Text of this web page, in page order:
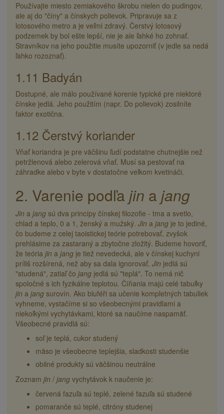
Používajte miesto zemiakového škrobu nielen do pudingov,
ale aj do "číny" a čínskych polievok. Pripravuje sa z
lotosového metro a je veľmi zdravý. Čerstvý lotosový
podzemek by bol ešte lepší, nie je ale ľahké ho zohnať.
Stravníkov na jeho použitie musíte upozorniť (v jedle sa nedá
ľahko rozoznať).
1.11 Badyán
Dostupné, ale málo používané korenie typické pre niektoré
čínske jedlá. Jeho použitím (napr. Do polievok) zosilníte
faktor exotična.
1.12 Čerstvý koriander
Vňať koriandra je pre väčšinu ľudí podstatne chutnejšie než
petržlenová alebo zelerová vňať. Musí sa pestovať na
záhradke alebo v byte v dostatočne veľkom kvetináči.
2. Varenie podľa jin a jang
Jin a jang sú dva princípy čínskej filozofie - tma a svetlo,
chlad a teplo, 0 a 1, ženský a mužský. Jin a jang je to jediné,
čo budeme z celej taoistickej teórie potrebovať, zvyšok
prehlásime za zastaraný a zbytočne zložitý. Budeme hovoriť,
že teória jin a jang je tiež nevedecká, ale v čínskej kuchyni
príliš rozšírená, než aby sa dala ignorovať. Jin jedlá sú
"studená", zatiaľ čo jang jedlá sú "teplá". To nemá nič
spoločné s ich fyzikálne teplotou. Číňania majú celé tabuľky
jin a jang surovín. Ako bluféři sa učenie kompletných tabuliek
vyhneme, vystačíme si so všeobecnými pravidlami a
niekoľkými vychytávkami, ktoré sa naučíme naspamäť.
Všeobecné pravidlá sú:
soľ je teplá, cukor studený
mäso je všeobecne teplejšia, sladkosti studenšie
obilné produkty sú väčšinou neutrálne
Zoznam jin / jang vychytávok k naučenie je:
červená fazuľa sú teplé, zelené fazuľa sú studené
pomaranče sú teplé, citróny studenej